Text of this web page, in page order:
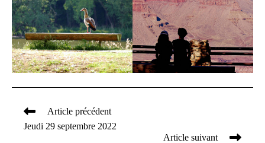
Read
more
Article précédent
Jeudi 29 septembre 2022
Article suivant